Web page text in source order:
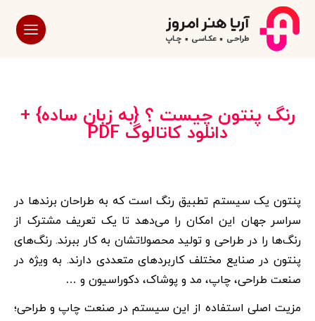
رنگ پنتون چیست ؟ {به زبان ساده} +
دانلود کاتالوگ PDF
پنتون یک سیستم تطبیق رنگ است که به طراحان برندها در
سراسر جهان این امکان را می‌دهد تا یک تعریف مشترک از
رنگ‌ها را در طراحی و تولید محصولاتشان به کار ببرند. رنگ‌های
پنتون در صنایع مختلف کاربردهای متعددی دارند. به ویژه در
صنعت طراحی، چاپ، مد و پوشاک، دکوراسیون و …
مزیت اصلی استفاده از این سیستم در صنعت چاپ و طراحی؛